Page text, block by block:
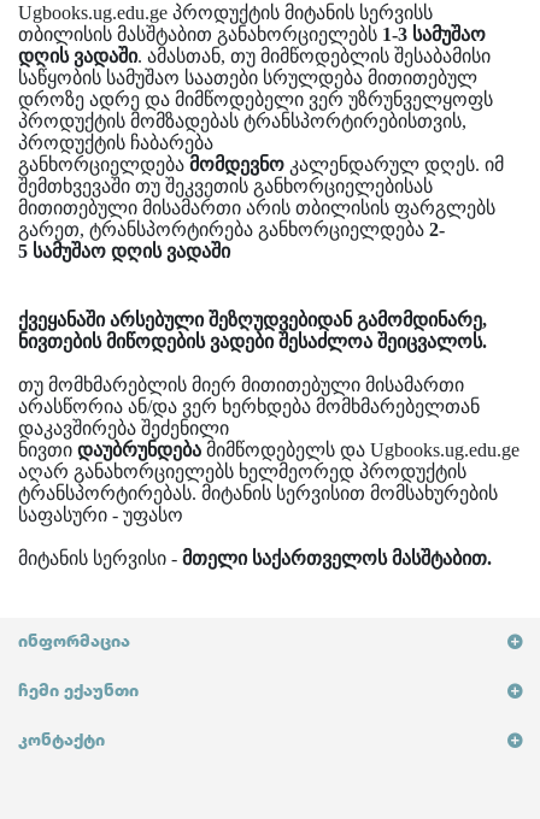
Ugbooks.ug.edu.ge პროდუქტის მიტანის სერვისს
თბილისის მასშტაბით განახორციელებს 1-3 სამუშაო
დღის ვადაში. ამასთან, თუ მიმწოდებლის შესაბამისი
საწყობის სამუშაო საათები სრულდება მითითებულ
დროზე ადრე და მიმწოდებელი ვერ უზრუნველყოფს
პროდუქტის მომზადებას ტრანსპორტირებისთვის,
პროდუქტის ჩაბარება
განხორციელდება მომდევნო კალენდარულ დღეს. იმ
შემთხვევაში თუ შეკვეთის განხორციელებისას
მითითებული მისამართი არის თბილისის ფარგლებს
გარეთ, ტრანსპორტირება განხორციელდება 2-
5 სამუშაო დღის ვადაში
ქვეყანაში არსებული შეზღუდვებიდან გამომდინარე,
ნივთების მიწოდების ვადები შესაძლოა შეიცვალოს.
თუ მომხმარებლის მიერ მითითებული მისამართი
არასწორია ან/და ვერ ხერხდება მომხმარებელთან
დაკავშირება შეძენილი
ნივთი დაუბრუნდება მიმწოდებელს და Ugbooks.ug.edu.ge
აღარ განახორციელებს ხელმეორედ პროდუქტის
ტრანსპორტირებას. მიტანის სერვისით მომსახურების
საფასური - უფასო
მიტანის სერვისი - მთელი საქართველოს მასშტაბით.
ᲘᲜᲤᲝᲠᲛᲐᲪᲘᲐ
ᲩᲔᲛᲘ ᲔᲥᲐᲣᲜᲗᲘ
ᲙᲝᲜᲢᲐᲥᲢᲘ